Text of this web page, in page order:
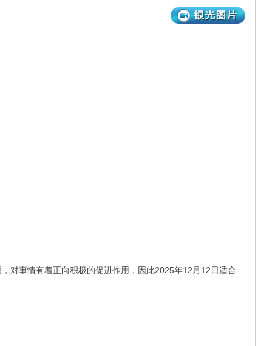
对事情有着正向积极的促进作用，因此2025年12月12日适合